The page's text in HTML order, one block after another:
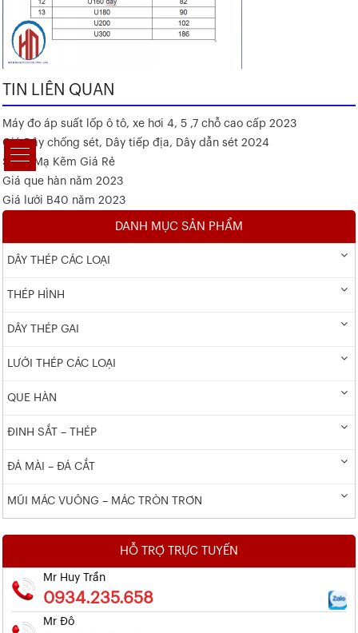
TIN LIÊN QUAN
Máy đo áp suất lốp ô tô, xe hơi 4, 5 ,7 chỗ cao cấp 2023
Giá Dây chống sét, Dây tiếp địa, Dây dẫn sét 2024
Sắt V Mạ Kẽm Giá Rẻ
Giá que hàn năm 2023
Giá lưới B40 năm 2023
DANH MỤC SẢN PHẨM
DÂY THÉP CÁC LOẠI
THÉP HÌNH
DÂY THÉP GAI
LƯỚI THÉP CÁC LOẠI
QUE HÀN
ĐINH SẮT – THÉP
ĐÁ MÀI – ĐÁ CẮT
MŨI MÁC VUÔNG – MÁC TRÒN TRƠN
HỖ TRỢ TRỰC TUYẾN
Mr Huy Trần
0934.235.658
Mr Đô